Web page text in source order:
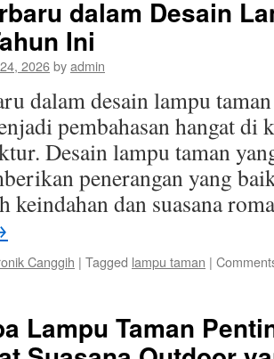
dalam Desain
Ini
2026byadmin
dalam desain lampu
pembahasan hangat di
Desain lampu taman
penerangan yang
keindahan dan suasana
Canggih | Tagged lampu taman |
Lampu Taman